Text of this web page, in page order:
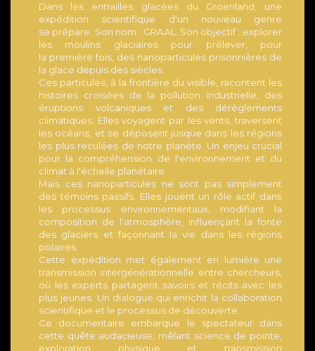
Dans les entrailles glacées du Groenland, une
expédition scientifique d'un nouveau genre
se prépare. Son nom : GRAAL. Son objectif : explorer
les moulins glaciaires pour prélever, pour
la première fois, des nanoparticules prisonnières de
la glace depuis des siècles.
Ces particules, à la frontière du visible, racontent les
histoires croisées de la pollution industrielle, des
éruptions volcaniques et des dérèglements
climatiques. Elles voyagent par les vents, traversent
les océans, et se déposent jusque dans les régions
les plus reculées de notre planète. Un enjeu crucial
pour la compréhension de l'environnement et du
climat à l'échelle planétaire.
Mais ces nanoparticules ne sont pas simplement
des témoins passifs. Elles jouent un rôle actif dans
les processus environnementaux, modifiant la
composition de l'atmosphère, influençant la fonte
des glaciers et façonnant la vie dans les régions
polaires.
Cette expédition met également en lumière une
transmission intergénérationnelle entre chercheurs,
où les experts partagent savoirs et récits avec les
plus jeunes. Un dialogue qui enrichit la collaboration
scientifique et le processus de découverte.
Ce documentaire embarque le spectateur dans
cette quête audacieuse, mêlant science de pointe,
exploration physique et transmission